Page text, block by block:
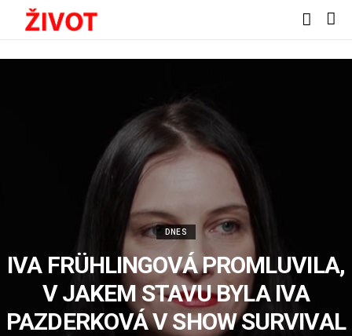
DNES
IVA FRÜHLINGOVÁ PROMLUVILA,
V JAKEM STAVU BYLA IVA
PAZDERKOVÁ V SHOW SURVIVAL